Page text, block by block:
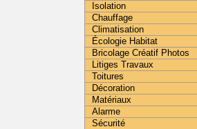
Isolation
Chauffage
Climatisation
Écologie Habitat
Bricolage Créatif Photos
Litiges Travaux
Toitures
Décoration
Matériaux
Alarme
Sécurité